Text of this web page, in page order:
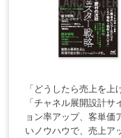
「どうしたら売上を
「チャネル展開設計
ョン率アップ、客単価
いノウハウで、売上ア